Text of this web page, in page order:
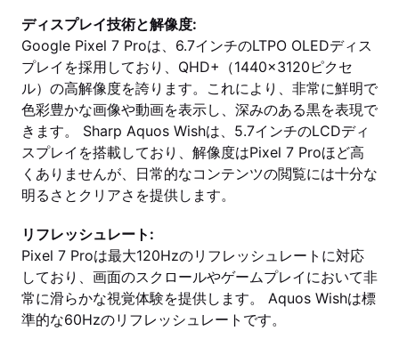
ディスプレイ技術と解像度:
Google Pixel 7 Proは、6.7インチのLTPO OLEDディス
プレイを採用しており、QHD+（1440x3120ピクセ
ル）の高解像度を誇ります。これにより、非常に鮮明で
色彩豊かな画像や動画を表示し、深みのある黒を表現で
きます。 Sharp Aquos Wishは、5.7インチのLCDディ
スプレイを搭載しており、解像度はPixel 7 Proほど高
くありませんが、日常的なコンテンツの閲覧には十分な
明るさとクリアさを提供します。
リフレッシュレート:
Pixel 7 Proは最大120Hzのリフレッシュレートに対応
しており、画面のスクロールやゲームプレイにおいて非
常に滑らかな視覚体験を提供します。 Aquos Wishは標
準的な60Hzのリフレッシュレートです。